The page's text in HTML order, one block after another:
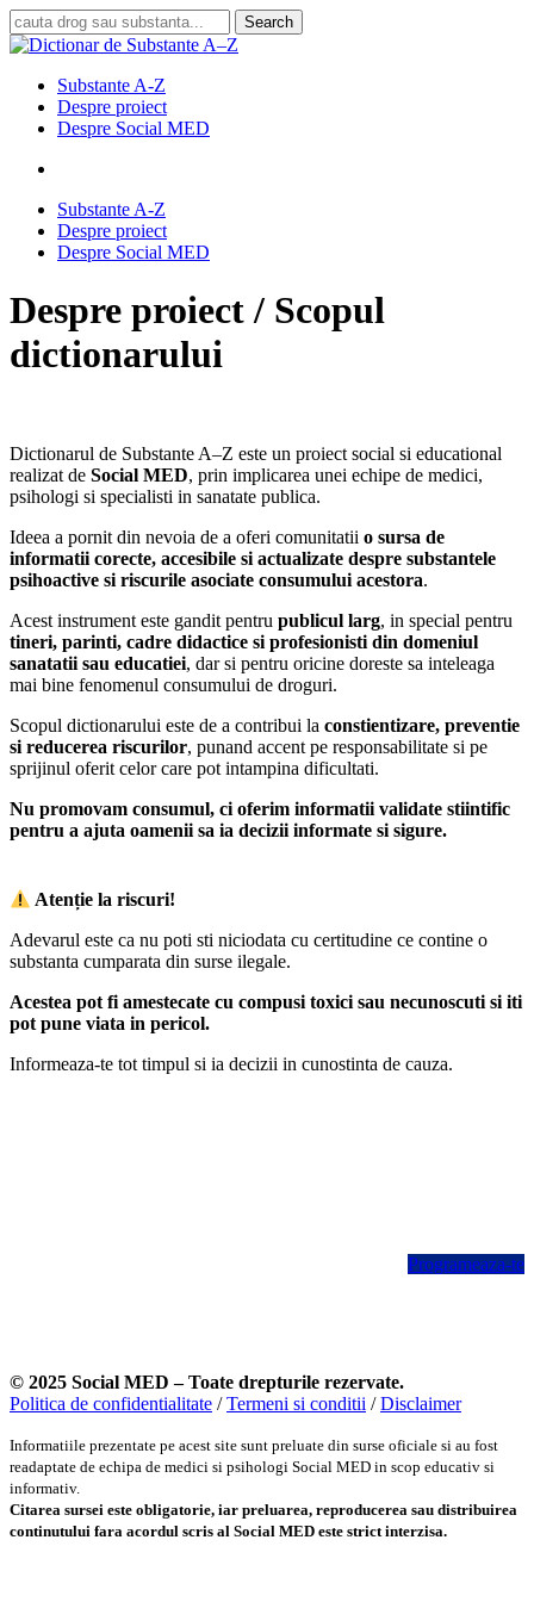
Skip
to
content
Search
Close
search
Menu
Substante A-Z
Despre proiect
Despre Social MED
Substante A-Z
Despre proiect
Despre Social MED
Despre proiect / Scopul
dictionarului
Dictionarul de Substante A–Z este un proiect social si educational
realizat de Social MED, prin implicarea unei echipe de medici,
psihologi si specialisti in sanatate publica.
Ideea a pornit din nevoia de a oferi comunitatii o sursa de
informatii corecte, accesibile si actualizate despre substantele
psihoactive si riscurile asociate consumului acestora.
Acest instrument este gandit pentru publicul larg, in special pentru
tineri, parinti, cadre didactice si profesionisti din domeniul
sanatatii sau educatiei, dar si pentru oricine doreste sa inteleaga
mai bine fenomenul consumului de droguri.
Scopul dictionarului este de a contribui la constientizare, preventie
si reducerea riscurilor, punand accent pe responsabilitate si pe
sprijinul oferit celor care pot intampina dificultati.
Nu promovam consumul, ci oferim informatii validate stiintific
pentru a ajuta oamenii sa ia decizii informate si sigure.
Atenție la riscuri!
Adevarul este ca nu poti sti niciodata cu certitudine ce contine o
substanta cumparata din surse ilegale.
Acestea pot fi amestecate cu compusi toxici sau necunoscuti si iti
pot pune viata in pericol.
Informeaza-te tot timpul si ia decizii in cunostinta de cauza.
Programeaza-te
© 2025 Social MED – Toate drepturile rezervate.
Politica de confidentialitate /Termeni si conditii /Disclaimer
Informatiile prezentate pe acest site sunt preluate din surse oficiale si au fost
readaptate de echipa de medici si psihologi Social MED in scop educativ si
informativ.
Citarea sursei este obligatorie, iar preluarea, reproducerea sau distribuirea
continutului fara acordul scris al Social MED este strict interzisa.